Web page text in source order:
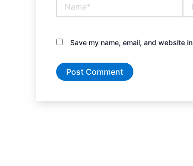
Save my name, email, and website